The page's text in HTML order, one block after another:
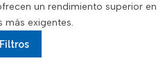
un rendimiento superior en
más exigentes.
Filtros